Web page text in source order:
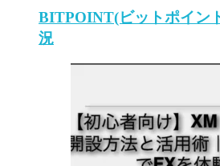
BITPOINT(ビットポイン
況